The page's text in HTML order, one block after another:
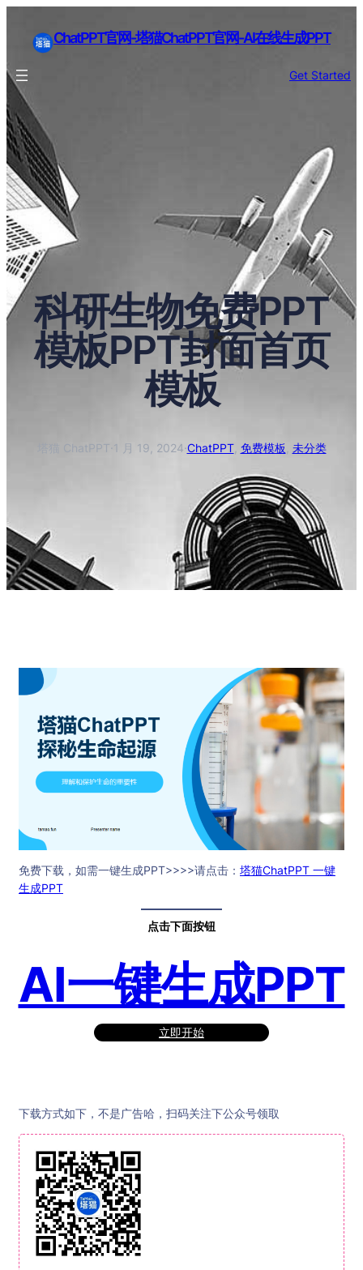
ChatPPT官网-塔猫ChatPPT官网-AI在线生成PPT
Get Started
科研生物免费PPT
模板PPT封面首页
模板
塔猫 ChatPPT·1 月 19, 2024·ChatPPT, 免费模板 未分类
免费下载，如需一键生成PPT>>>>请点击： 塔猫ChatPPT 一键
生成PPT
点击下面按钮
AI一键生成PPT
立即开始
下载方式如下，不是广告哈，扫码关注下公众号领取